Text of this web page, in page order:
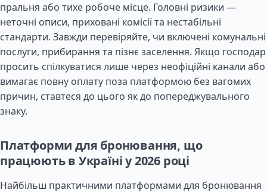
пральня або тихе робоче місце. Головні ризики —
неточні описи, приховані комісії та нестабільні
стандарти. Завжди перевіряйте, чи включені комунальні
послуги, прибирання та пізнє заселення. Якщо господар
просить спілкуватися лише через неофіційні канали або
вимагає повну оплату поза платформою без вагомих
причин, ставтеся до цього як до попереджувального
знаку.
Платформи для бронювання, що
працюють в Україні у 2026 році
Найбільш практичними платформами для бронювання